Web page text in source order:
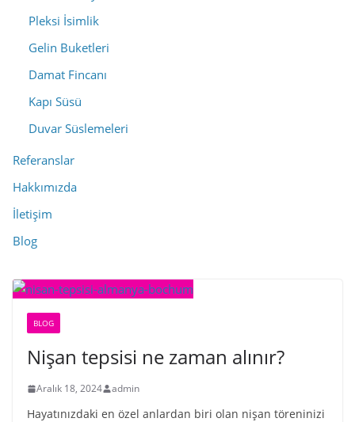
Pleksi İsimlik
Gelin Buketleri
Damat Fincanı
Kapı Süsü
Duvar Süslemeleri
Referanslar
Hakkımızda
İletişim
Blog
BLOG
Nişan tepsisi ne zaman alınır?
Aralık 18, 2024 admin
Hayatınızdaki en özel anlardan biri olan nişan töreninizi